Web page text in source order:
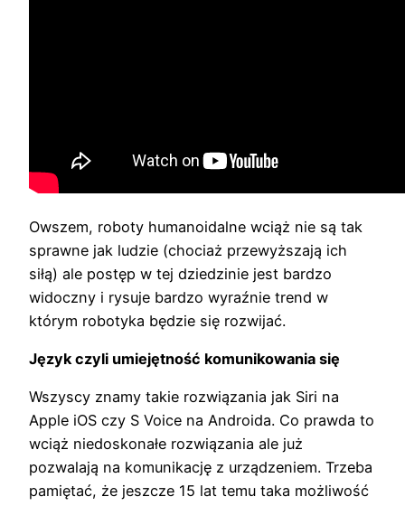
Owszem, roboty humanoidalne wciąż nie są tak
sprawne jak ludzie (chociaż przewyższają ich
siłą) ale postęp w tej dziedzinie jest bardzo
widoczny i rysuje bardzo wyraźnie trend w
którym robotyka będzie się rozwijać.
Język czyli umiejętność komunikowania się
Wszyscy znamy takie rozwiązania jak Siri na
Apple iOS czy S Voice na Androida. Co prawda to
wciąż niedoskonałe rozwiązania ale już
pozwalają na komunikację z urządzeniem. Trzeba
pamiętać, że jeszcze 15 lat temu taka możliwość